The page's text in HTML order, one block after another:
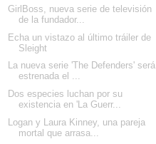
GirlBoss, nueva serie de televisión
de la fundador...
Echa un vistazo al último tráiler de
Sleight
La nueva serie 'The Defenders' será
estrenada el ...
Dos especies luchan por su
existencia en 'La Guerr...
Logan y Laura Kinney, una pareja
mortal que arrasa...